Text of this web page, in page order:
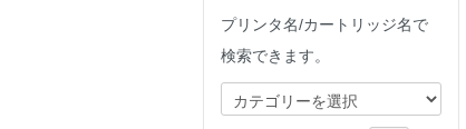
プリンタ名/カートリッジ名で
検索できます。